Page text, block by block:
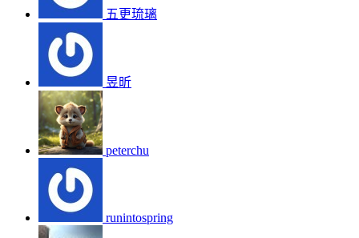
五更琉璃
昱昕
peterchu
runintospring